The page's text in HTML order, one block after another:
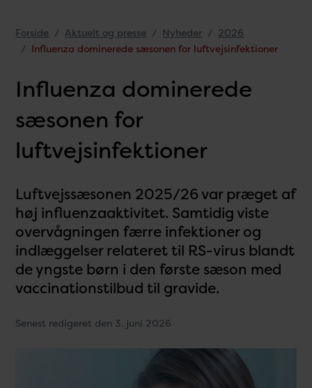
Forside Aktuelt og presse Nyheder
2026
Influenza dominerede sæsonen for luftvejsinfektioner
Influenza dominerede
sæsonen for
luftvejsinfektioner
Luftvejssæsonen 2025/26 var præget af
høj influenzaaktivitet. Samtidig viste
overvågningen færre infektioner og
indlæggelser relateret til RS-virus blandt
de yngste børn i den første sæson med
vaccinationstilbud til gravide.
Senest redigeret den 3. juni 2026